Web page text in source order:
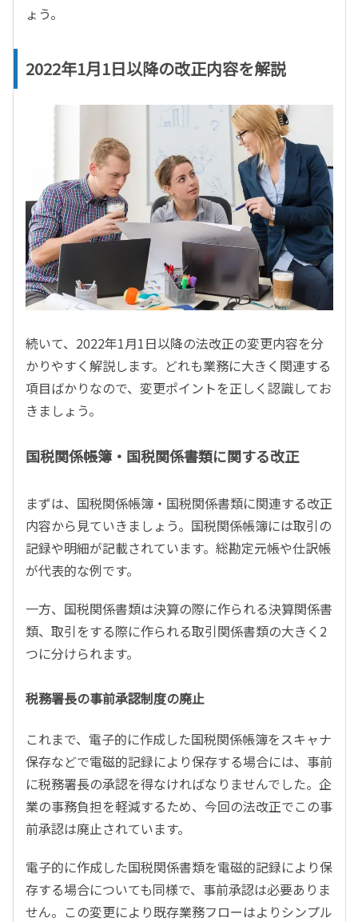
ょう。
2022年1月1日以降の改正内容を解説
続いて、2022年1月1日以降の法改正の変更内容を分
かりやすく解説します。どれも業務に大きく関連する
項目ばかりなので、変更ポイントを正しく認識してお
きましょう。
国税関係帳簿・国税関係書類に関する改正
まずは、国税関係帳簿・国税関係書類に関連する改正
内容から見ていきましょう。国税関係帳簿には取引の
記録や明細が記載されています。総勘定元帳や仕訳帳
が代表的な例です。
一方、国税関係書類は決算の際に作られる決算関係書
類、取引をする際に作られる取引関係書類の大きく2
つに分けられます。
税務署長の事前承認制度の廃止
これまで、電子的に作成した国税関係帳簿をスキャナ
保存などで電磁的記録により保存する場合には、事前
に税務署長の承認を得なければなりませんでした。企
業の事務負担を軽減するため、今回の法改正でこの事
前承認は廃止されています。
電子的に作成した国税関係書類を電磁的記録により保
存する場合についても同様で、事前承認は必要ありま
せん。この変更により既存業務フローはよりシンプル